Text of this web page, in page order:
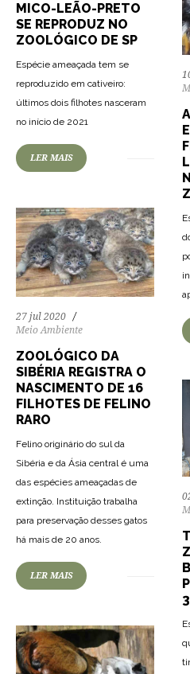
MICO-LEÃO-PRETO
SE REPRODUZ NO
ZOOLÓGICO DE SP
Espécie ameaçada tem se
reproduzido em cativeiro:
últimos dois filhotes nasceram
no início de 2021
LER MAIS
27 jul 2020
Meio Ambiente
ZOOLÓGICO DA
SIBÉRIA REGISTRA O
NASCIMENTO DE 16
FILHOTES DE FELINO
RARO
Felino originário do sul da
Sibéria e da Ásia central é uma
das espécies ameaçadas de
extinção. Instituição trabalha
para preservação desses gatos
há mais de 20 anos.
LER MAIS